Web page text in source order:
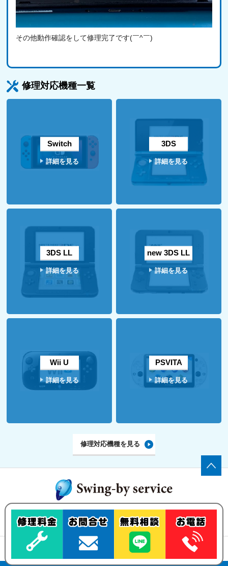
その他動作確認をして修理完了です(￣^￣)ゞ
修理対応機種一覧
Switch
詳細を見る
3DS
詳細を見る
3DS LL
詳細を見る
new 3DS LL
詳細を見る
Wii U
詳細を見る
PSVITA
詳細を見る
修理対応機種を見る
ゲーム機の修理・買い取りなら、
Swing-by serviceにお任せ下さい！
買い取りについて お問い合わせ 古物営業法の規定に基づく表示